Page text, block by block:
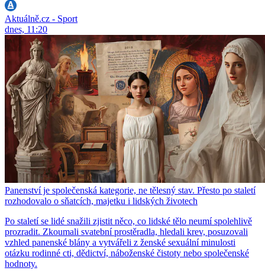
Aktuálně.cz - Sport
dnes, 11:20
Panenství je společenská kategorie, ne tělesný stav. Přesto po staletí
rozhodovalo o sňatcích, majetku i lidských životech
Po staletí se lidé snažili zjistit něco, co lidské tělo neumí spolehlivě
prozradit. Zkoumali svatební prostěradla, hledali krev, posuzovali
vzhled panenské blány a vytvářeli z ženské sexuální minulosti
otázku rodinné cti, dědictví, náboženské čistoty nebo společenské
hodnoty.